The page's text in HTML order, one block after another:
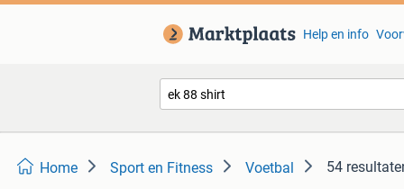
Help en info
Home Sport en Fitness Voetbal 54